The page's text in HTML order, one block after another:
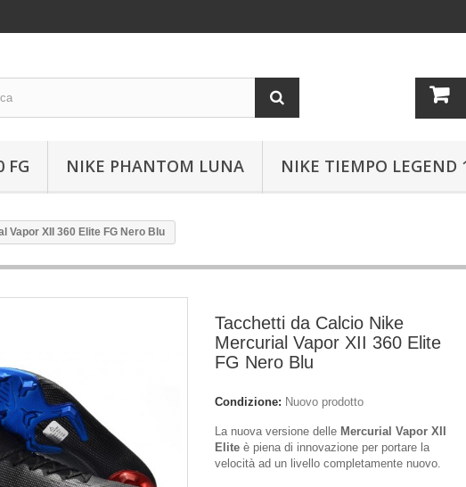
FG NIKE PHANTOM LUNA NIKE TIEMPO LEGEND
Vapor XII 360 Elite FG Nero Blu
Tacchetti da Calcio Nike
Mercurial Vapor XII 360 Elite
FG Nero Blu
Condizione: Nuovo prodotto
La nuova versione delle Mercurial Vapor XII
Elite è piena di innovazione per portare la
velocità ad un livello completamente nuovo.